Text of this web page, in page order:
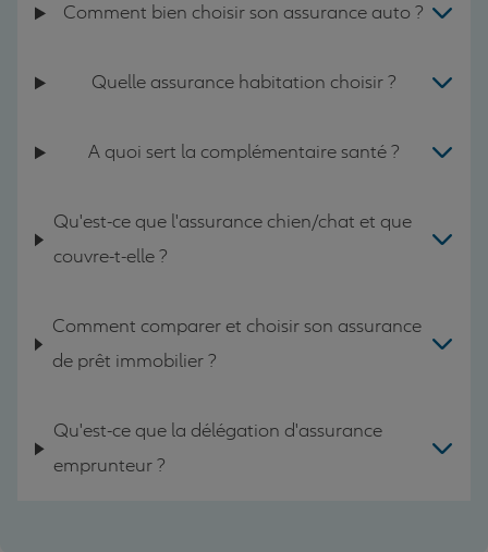
Comment bien choisir son assurance auto ?
Quelle assurance habitation choisir ?
A quoi sert la complémentaire santé ?
Qu'est-ce que l'assurance chien/chat et que
couvre-t-elle ?
Comment comparer et choisir son assurance
de prêt immobilier ?
Qu'est-ce que la délégation d'assurance
emprunteur ?